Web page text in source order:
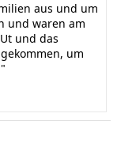
aus und um
und waren am
und das
um